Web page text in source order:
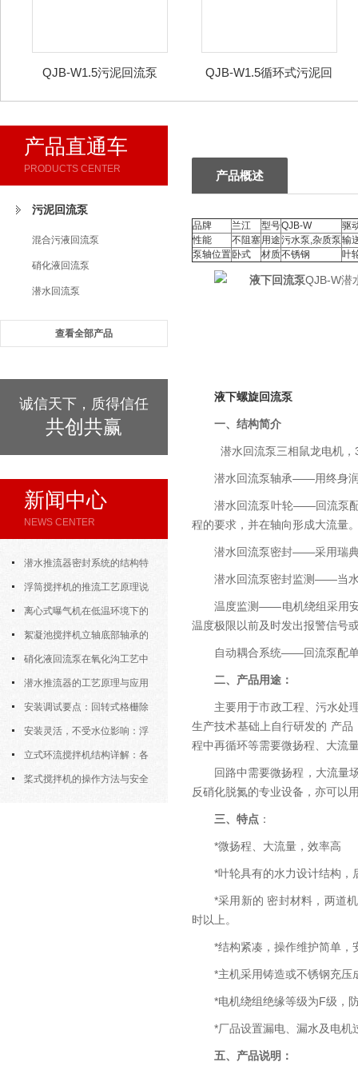
QJB-W1.5污泥回流泵
QJB-W1.5循环式污泥回
产品直通车
PRODUCTS CENTER
污泥回流泵
混合污液回流泵
硝化液回流泵
潜水回流泵
查看全部产品
诚信天下，质得信任
共创共赢
新闻中心
NEWS CENTER
潜水推流器密封系统的结构特
点与渗漏故障处理
浮筒搅拌机的推流工艺原理说
明 离心式曝气机在低温环境下的
运行特性与防冻措施
絮凝池搅拌机立轴底部轴承的
密封防水与免维护设计
硝化液回流泵在氧化沟工艺中
的布置位置对回流效果的影响
潜水推流器的工艺原理与应用
逻辑安装调试要点：回转式格栅除
污机的土建配合要求与水平度校准
安装灵活，不受水位影响：浮
筒式曝气机的结构优势与适用场景
立式环流搅拌机结构详解：各
部件的功能与协同
桨式搅拌机的操作方法与安全
产品概述
品牌 兰江 型号QJB-W
驱
性能
不阻塞用途污水泵,杂质泵输
泵轴位置卧式 材质不锈钢 叶
QJB-W潜
液下螺旋回流泵
一、结构简介
潜水回流泵三相鼠龙电机
潜水回流泵轴承——用终身
潜水回流泵叶轮——回流泵配
程的要求，并在轴向形成大流量
潜水回流泵密封——采用瑞
潜水回流泵密封监测——当水
温度监测——电机绕组采用安
温度极限以前及时发出报警信号
自动耦合系统——回流泵配
二、产品用途：
主要用于市政工程、污水处
生产技术基础上自行研发的 产
程中再循环等需要微扬程、大流
回路中需要微扬程，大流量
反硝化脱氮的专业设备，亦可以
三、特点 ：
*微扬程、大流量，效率高
*叶轮具有的水力设计结构，
*采用新的 密封材料，两道
时以上。
*结构紧凑，操作维护简单，
*主机采用铸造或不锈钢充压
*电机绕组绝缘等级为F级，
*厂品设置漏电、漏水及电机
五、产品说明：